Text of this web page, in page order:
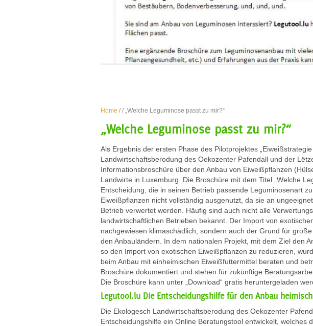
Home // „Welche Leguminose passt zu mir?“
„Welche Leguminose passt zu mir?“
Als Ergebnis der ersten Phase des Pilotprojektes
Landwirtschaftsberodung des Oekozenter Pafendall und der
Informationsbroschüre über den Anbau von Eiweißpflanzen
Landwirte in Luxemburg. Die Broschüre mit dem Titel „Welche
Entscheidung, die in seinen Betrieb passende Leguminosenart
Eiweißpflanzen nicht vollständig ausgenutzt, da sie an
Betrieb verwertet werden. Häufig sind auch nicht alle
landwirtschaftlichen Betrieben bekannt. Der Import von
nachgewiesen klimaschädlich, sondern auch der Grund für
den Anbauländern. In dem nationalen Projekt, mit dem Ziel den
so den Import von exotischen Eiweißpflanzen zu reduzieren,
beim Anbau mit einheimischen Eiweißfuttermittel beraten und
Broschüre dokumentiert und stehen für zukünftige
Die Broschüre kann unter „Download“ gratis heruntergeladen
Legutool.lu Die Entscheidungshilfe für den Anbau
Die Ekologesch Landwirtschaftsberodung des Oekozenter
Entscheidungshilfe ein Online Beratungstool entwickelt,